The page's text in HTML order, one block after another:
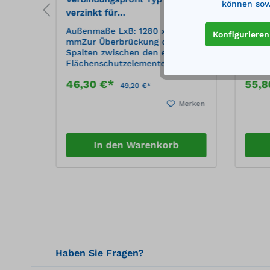
verzinkt für
Flächenschutzelemente
Außenmaße LxB: 1280 x 38
mmZur Überbrückung der
Spalten zwischen den einzelnen
Flächenschutzelementen
Werkstoff: Stahlblech, 1.0038
Oberfläche: verzinkt
46,30 €* 49,20 €*
Merken
In den Warenkorb
Haben Sie Fragen?
können
Konfigurieren